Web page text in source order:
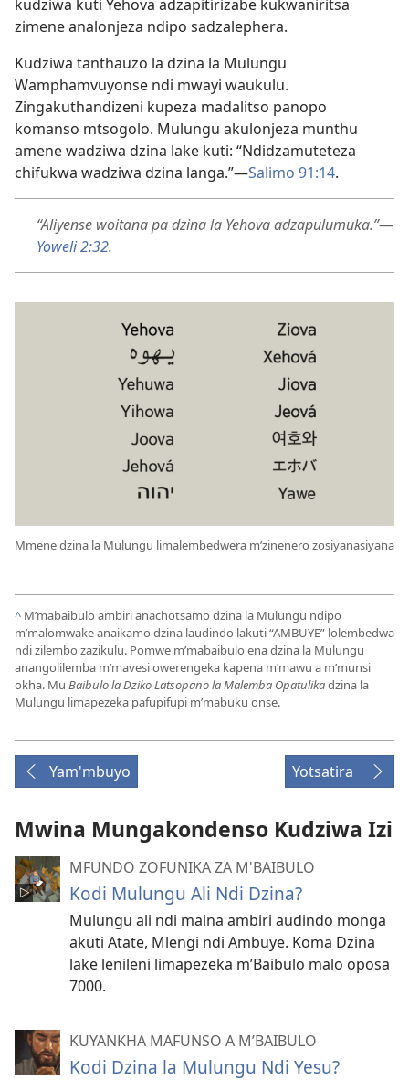
kudziwa kuti Yehova adzapitirizabe kukwaniritsa
zimene analonjeza ndipo sadzalephera.
Kudziwa tanthauzo la dzina la Mulungu
Wamphamvuyonse ndi mwayi waukulu.
Zingakuthandizeni kupeza madalitso panopo
komanso mtsogolo. Mulungu akulonjeza munthu
amene wadziwa dzina lake kuti: “Ndidzamuteteza
chifukwa wadziwa dzina langa.”​—Salimo 91:14.
“Aliyense woitana pa dzina la Yehova adzapulumuka.”​—
Yoweli 2:32.
Mmene dzina la Mulungu limalembedwera m’zinenero zosiyanasiyana
^ M’mabaibulo ambiri anachotsamo dzina la Mulungu ndipo
m’malomwake anaikamo dzina laudindo lakuti “AMBUYE” lolembedwa
ndi zilembo zazikulu. Pomwe m’mabaibulo ena dzina la Mulungu
anangolilemba m’mavesi owerengeka kapena m’mawu a m’munsi
okha. Mu Baibulo la Dziko Latsopano la Malemba Opatulikadzina la
Mulungu limapezeka pafupifupi m’mabuku onse.
Yam'mbuyo Yotsatira
Mwina Mungakondenso Kudziwa Izi
MFUNDO ZOFUNIKA ZA M'BAIBULO
Kodi Mulungu Ali Ndi Dzina?
Mulungu ali ndi maina ambiri audindo monga
akuti Atate, Mlengi ndi Ambuye. Koma Dzina
lake lenileni limapezeka m’Baibulo malo oposa
7000.
KUYANKHA MAFUNSO A M’BAIBULO
Kodi Dzina la Mulungu Ndi Yesu?